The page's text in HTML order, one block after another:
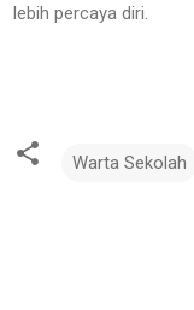
lebih percaya diri.
Warta Sekolah